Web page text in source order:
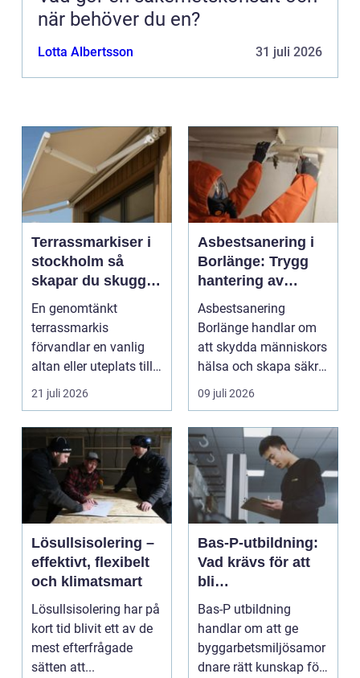
när behöver du en?
Lotta Albertsson 31 juli 2026
Terrassmarkiser i
stockholm så
skapar du skugga,
stil och komfort på
uteplatsen
En genomtänkt
terrassmarkis
förvandlar en vanlig
altan eller uteplats till
ett extra rum under
somma...
21 juli 2026
Asbestsanering i
Borlänge: Trygg
hantering av
farliga fibrer
Asbestsanering
Borlänge handlar om
att skydda människors
hälsa och skapa säkra
m...
09 juli 2026
Lösullsisolering –
effektivt, flexibelt
och klimatsmart
Lösullsisolering har på
kort tid blivit ett av de
mest efterfrågade
sätten att...
Bas-P-utbildning:
Vad krävs för att
bli
byggarbetsmiljösa
mordnare?
Bas-P utbildning
handlar om att ge
byggarbetsmiljösamor
dnare rätt kunskap för